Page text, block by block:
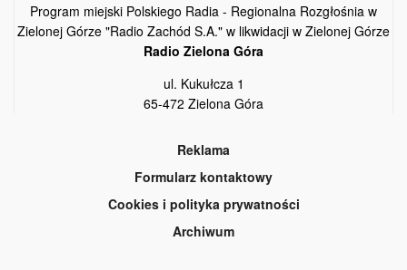
Program miejski Polskiego Radia - Regionalna Rozgłośnia w
Zielonej Górze "Radio Zachód S.A." w likwidacji w Zielonej Górze
Radio Zielona Góra
ul. Kukułcza 1
65-472 Zielona Góra
Reklama
Formularz kontaktowy
Cookies i polityka prywatności
Archiwum